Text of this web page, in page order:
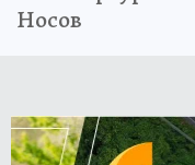
Носов